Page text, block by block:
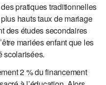
pratiques traditionnelles
hauts taux de mariage
des études secondaires
mariées enfant que les
scolarisées.
2 % du financement